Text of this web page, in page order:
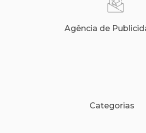
Agência de
Categorias